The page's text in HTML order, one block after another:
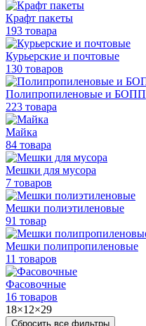
Крафт пакеты
193 товара
Курьерские и почтовые
130 товаров
Полипропиленовые и БОПП
223 товара
Майка
84 товара
Мешки для мусора
7 товаров
Мешки полиэтиленовые
91 товар
Мешки полипропиленовые
11 товаров
Фасовочные
16 товаров
18×12×29
Сбросить все фильтры